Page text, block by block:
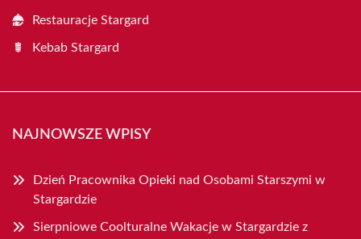
Restauracje Stargard
Kebab Stargard
NAJNOWSZE WPISY
Dzień Pracownika Opieki nad Osobami Starszymi w
Stargardzie
Sierpniowe Coolturalne Wakacje w Stargardzie z